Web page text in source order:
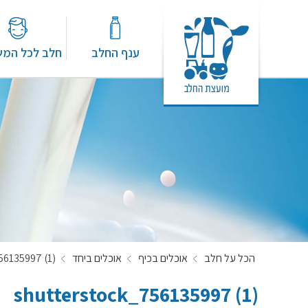
ענף החלב חלב לכל
הכל על חלב אוכלים בכיף אוכלים ביחד (1)
shutterstock_756135997 (1)